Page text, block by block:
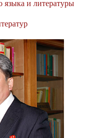
языка и литературы